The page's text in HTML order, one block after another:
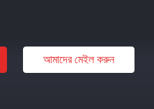
আমাদের মেইল ​​করুন